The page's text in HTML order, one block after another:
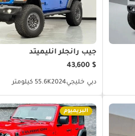
جيب رانجلر أنليميتد
$ 43,600
دبي خليجي202455.6K كيلومتر
البريميوم